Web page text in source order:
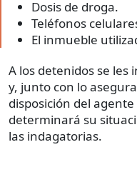
Dosis de droga.
Teléfonos
El inmueble
A los detenidos se
y, junto con lo
disposición del agente
determinará su
las indagatorias.